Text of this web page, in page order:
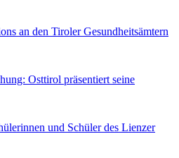
an den Tiroler Gesundheitsämtern
Osttirol präsentiert seine
und Schüler des Lienzer